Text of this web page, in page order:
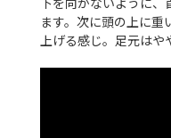
ます。次に頭の上に重
上げる感じ。足元はや